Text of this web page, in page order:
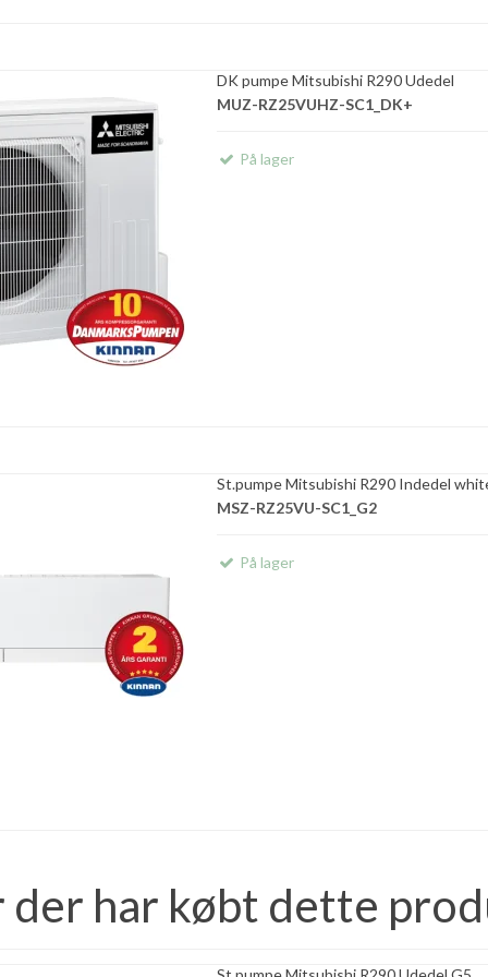
DK pumpe Mitsubishi R290 Udedel
MUZ-RZ25VUHZ-SC1_DK+
På lager
St.pumpe Mitsubishi R290 Indedel
MSZ-RZ25VU-SC1_G2
På lager
der har købt dette